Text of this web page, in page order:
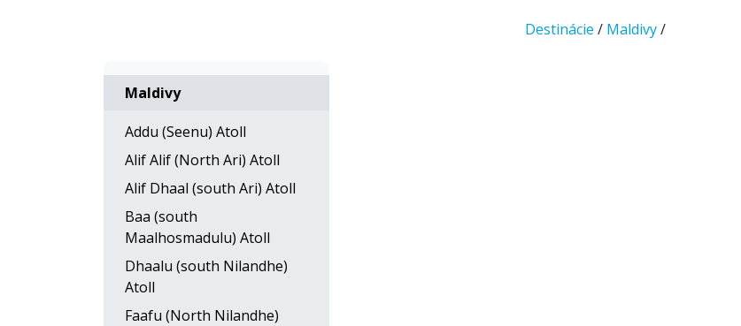
Destinácie / Maldivy/
Maldivy
Addu (Seenu) Atoll
Alif Alif (North Ari) Atoll
Alif Dhaal (south Ari) Atoll
Baa (south
Maalhosmadulu) Atoll
Dhaalu (south Nilandhe)
Atoll
Faafu (North Nilandhe)